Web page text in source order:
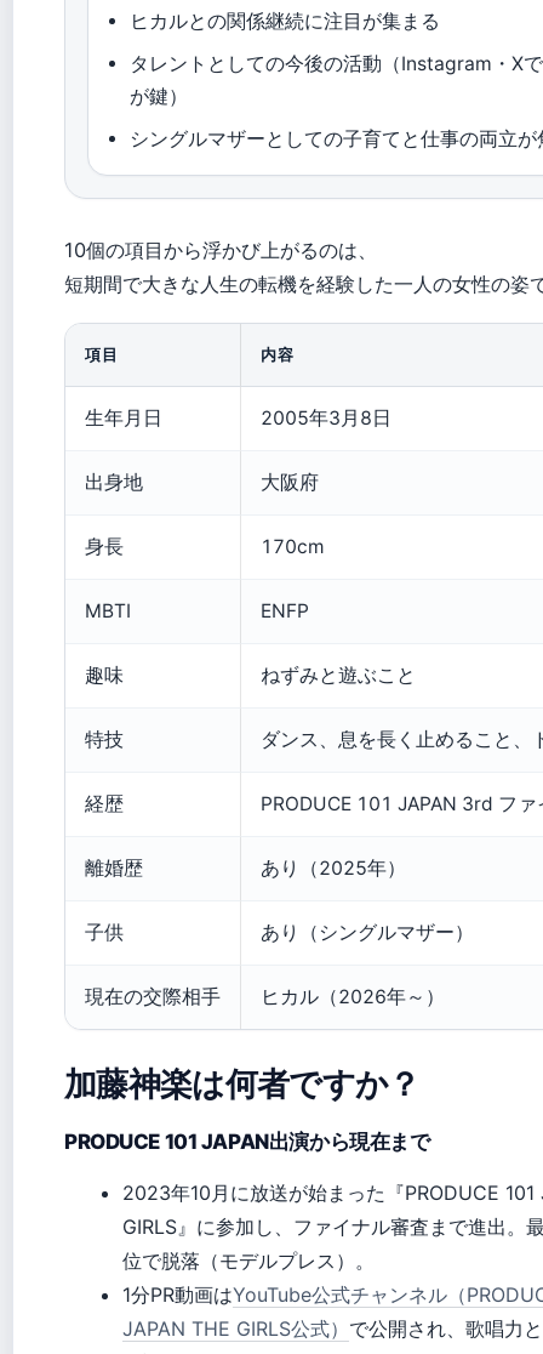
ヒカルとの関係継続に注目が集まる
タレントとしての今後の活動（Instagram・X
が鍵）
シングルマザーとしての子育てと仕事の両立が
10個の項目から浮かび上がるのは、
短期間で大きな人生の転機を経験した一人の女性の姿
項目 内容
生年月日 2005年3月8日
出身地 大阪府
身長 170cm
MBTI ENFP
趣味 ねずみと遊ぶこと
特技 ダンス、息を長く止めること、
経歴 PRODUCE 101 JAPAN 3rd フ
離婚歴 あり（2025年）
子供 あり（シングルマザー）
現在の交際相手 ヒカル（2026年～）
加藤神楽は何者ですか？
PRODUCE 101 JAPAN出演から現在まで
2023年10月に放送が始まった『PRODUCE 101
GIRLS』に参加し、ファイナル審査まで進出。
位で脱落（モデルプレス）。
1分PR動画はYouTube公式チャンネル（
JAPAN THE GIRLS公式） で公開され、歌唱力